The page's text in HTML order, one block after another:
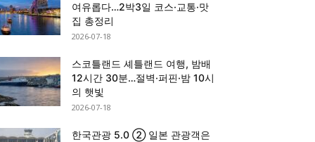
여유롭다…2박3일 코스·교통·맛
집 총정리
2026-07-18
스코틀랜드 셰틀랜드 여행, 밤배
12시간 30분…절벽·퍼핀·밤 10시
의 햇빛
2026-07-18
한국관광 5.0 ② 일본 관광객은